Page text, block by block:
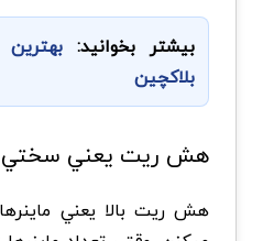
بیشتر بخوانید:
بلاکچین
هش ريت يعني سختي
هش ريت بالا يعني